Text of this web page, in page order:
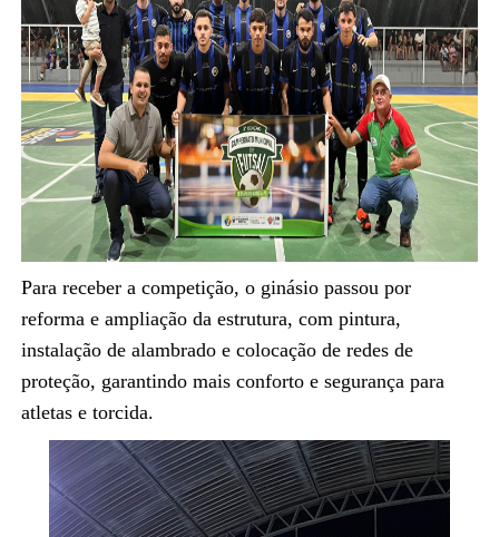
Para receber a competição, o ginásio passou por
reforma e ampliação da estrutura, com pintura,
instalação de alambrado e colocação de redes de
proteção, garantindo mais conforto e segurança para
atletas e torcida.